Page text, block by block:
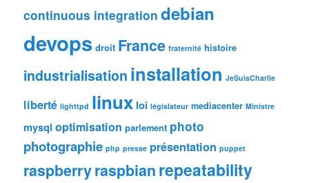
continuous integration debian
devops droit France fraternité histoire
industrialisation installation JeSuisCharlie
liberté lighttpd linux loi législateur mediacenter Ministre
mysql optimisation parlement photo
photographie php presse présentation puppet
raspberryraspbianrepeatability